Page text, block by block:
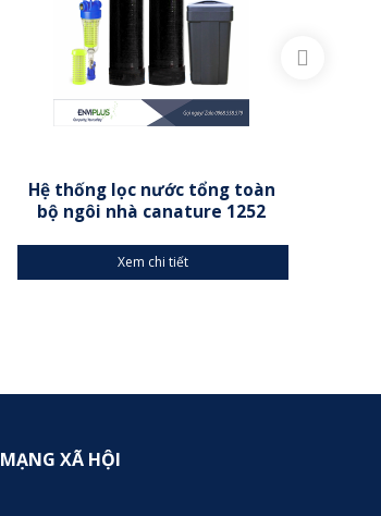
Hệ thống lọc nước tổng toàn
bộ ngôi nhà canature 1252
Xem chi tiết
MẠNG XÃ HỘI